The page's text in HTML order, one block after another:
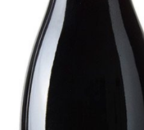
E-mailadres
Vraag, opmerking en/